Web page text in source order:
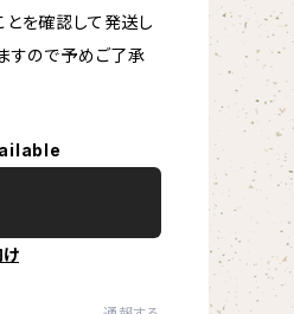
を確認して発送し
すので予めご了承